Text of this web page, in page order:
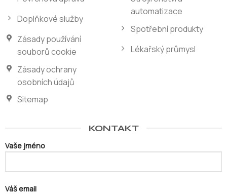
Doplňkové služby
Zásady používání
souborů cookie
Zásady ochrany
osobních údajů
Sitemap
automatizace
Spotřební produkty
Lékařský průmysl
KONTAKT
Vaše jméno
Váš email